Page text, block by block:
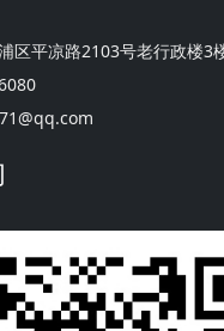
区平凉路2103号老行政楼3